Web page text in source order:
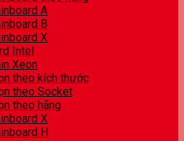
A
B
X
Intel
Xeon
theo kích thước
theo Socket
theo hãng
X
H